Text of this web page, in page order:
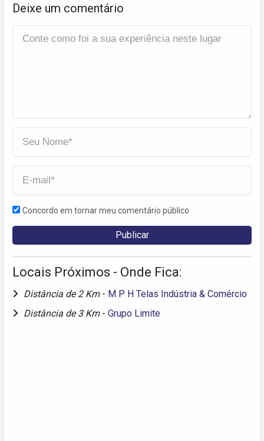
Deixe um comentário
Concordo em tornar meu comentário público
Locais Próximos - Onde Fica:
Distância de 2 Km - M P H Telas Indústria & Comércio
Distância de 3 Km - Grupo Limite